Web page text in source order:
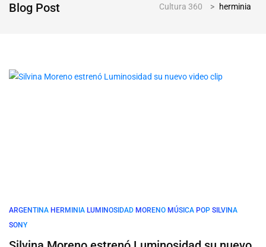
Blog Post Cultura 360 > herminia
ARGENTINA HERMINIA LUMINOSIDAD MORENO MÚSICA POP SILVINA
SONY